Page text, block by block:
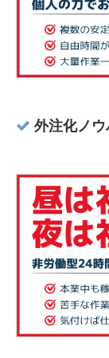
外注化ノ